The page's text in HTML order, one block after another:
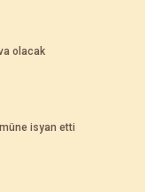
olacak
isyan etti